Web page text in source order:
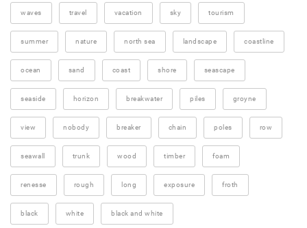
waves travel vacation sky tourism
summer nature north sea landscape coastline
ocean sand coast shore seascape
seaside horizon breakwater piles groyne
view nobody breaker chain poles row
seawall trunk wood timber foam
renesse rough long exposure froth
black white black and white